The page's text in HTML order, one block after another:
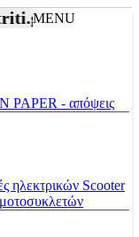
|Προϊόντα &
MENU
PAPER - απόψεις
ηλεκτρικών Scooter